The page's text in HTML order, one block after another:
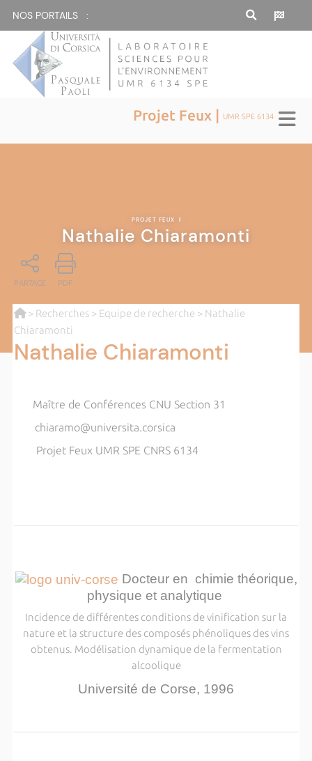
NOS PORTAILS :
Projet Feux | UMR SPE 6134
PROJET FEUX |
Nathalie Chiaramonti
PARTAGE PDF
> Recherches> Equipe de recherche > Nathalie
Chiaramonti
Nathalie Chiaramonti
Maître de Conférences CNU Section 31
chiaramo@universita.corsica
Projet Feux UMR SPE CNRS 6134
Docteur en chimie théorique,
physique et analytique
Incidence de différentes conditions de vinification sur la
nature et la structure des composés phénoliques des vins
obtenus. Modélisation dynamique de la fermentation
alcoolique
Université de Corse, 1996